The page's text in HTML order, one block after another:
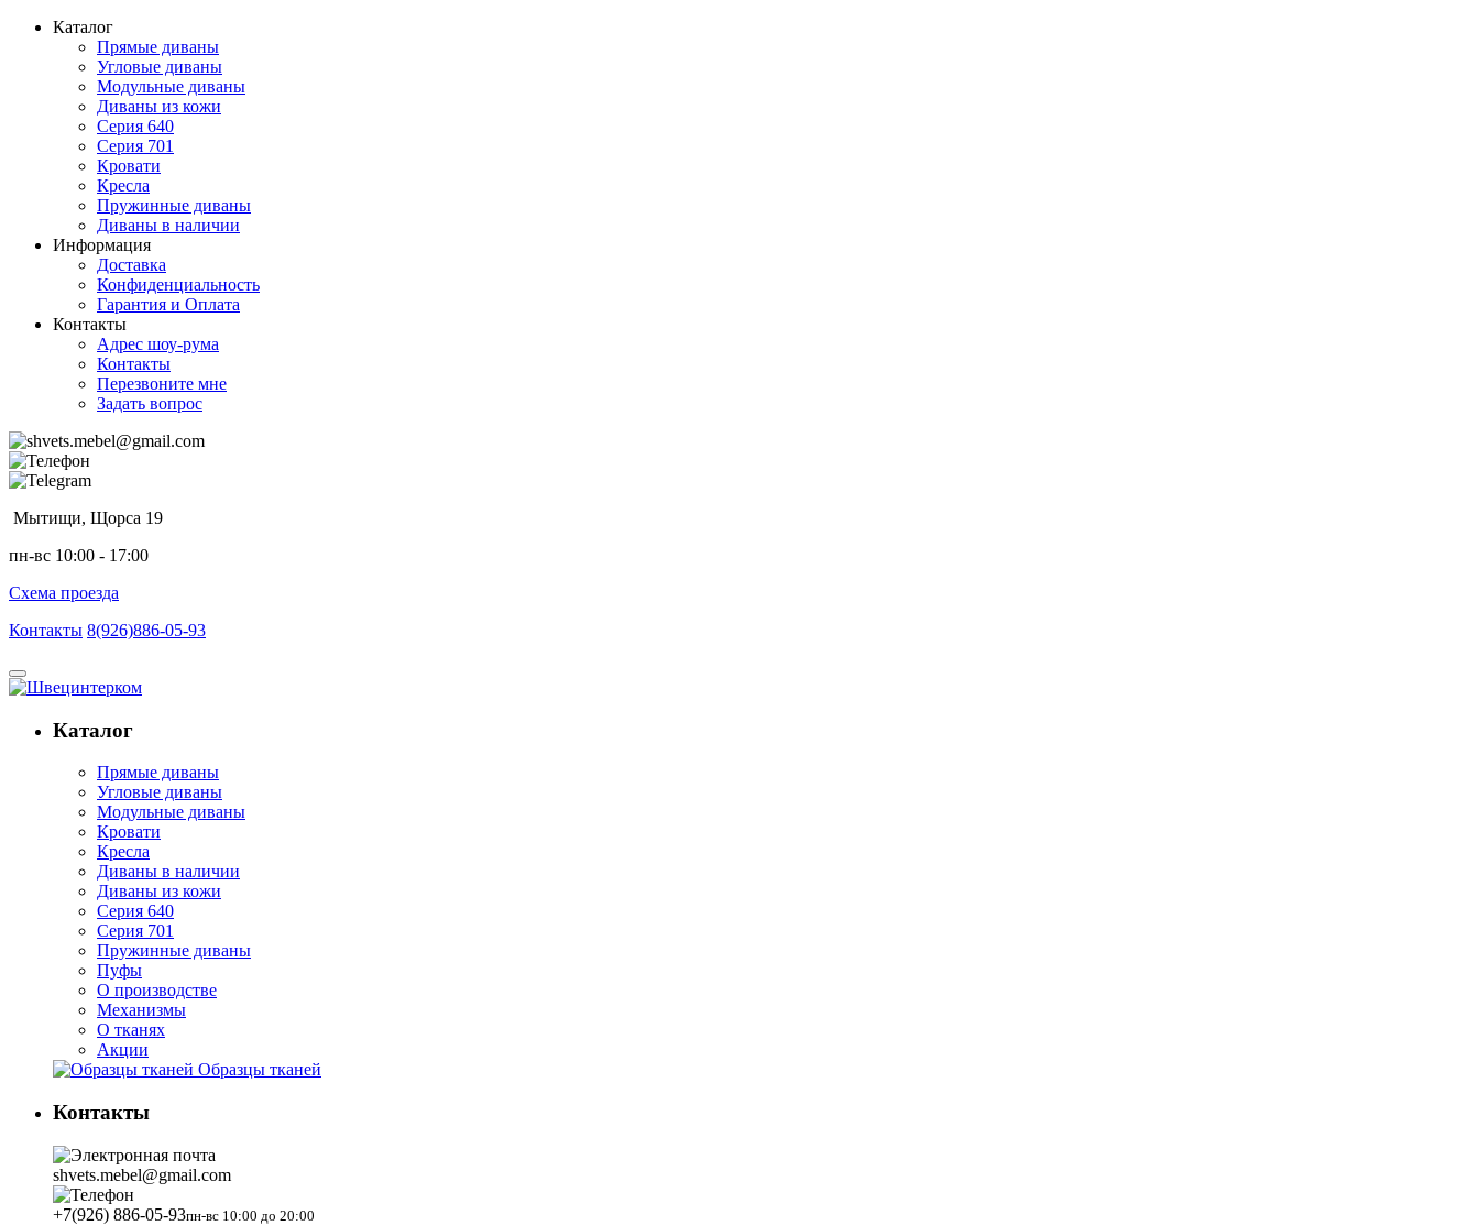
Каталог
Прямые диваны
Угловые диваны
Модульные диваны
Диваны из кожи
Серия 640
Серия 701
Кровати
Кресла
Пружинные диваны
Диваны в наличии
Информация
Доставка
Конфиденциальность
Гарантия и Оплата
Контакты
Адрес шоу-рума
Контакты
Перезвоните мне
Задать вопрос
Мытищи, Щорса 19
пн-вс 10:00 - 17:00
Схема проезда
Контакты 8(926)886-05-93
Каталог
Прямые диваны
Угловые диваны
Модульные диваны
Кровати
Кресла
Диваны в наличии
Диваны из кожи
Серия 640
Серия 701
Пружинные диваны
Пуфы
О производстве
Механизмы
О тканях
Акции
Образцы тканей
Контакты
shvets.mebel@gmail.com
+7(926) 886-05-93пн-вс 10:00 до 20:00